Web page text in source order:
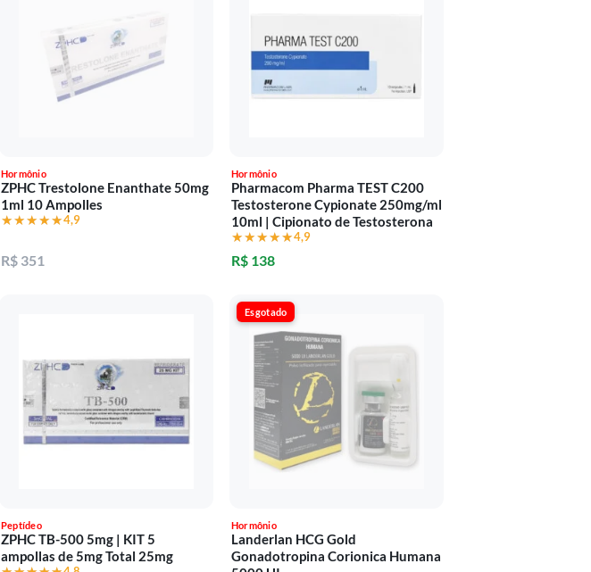
Hormônio
ZPHC Trestolone Enanthate 50mg
1ml 10 Ampolles
★★★★★
★★★★★4,9
R$ 351
Hormônio
Pharmacom Pharma TEST C200
Testosterone Cypionate 250mg/ml
10ml | Cipionato de Testosterona
★★★★★
★★★★★4,9
R$ 138
Peptídeo
ZPHC TB-500 5mg | KIT 5
ampollas de 5mg Total 25mg
Esgotado
Hormônio
Landerlan HCG Gold
Gonadotropina Corionica Humana